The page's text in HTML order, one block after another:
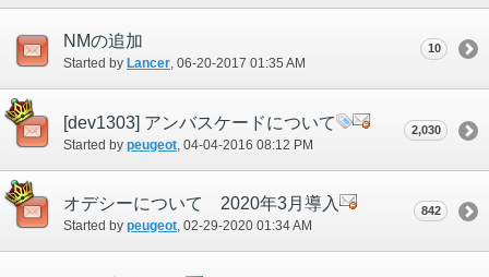
NMの追加
Started by Lancer‎, 06-20-2017 01:35 AM
10
[dev1303] アンバスケードについて
Started by peugeot ‎, 04-04-2016 08:12 PM
2,030
オデシーについて 2020年3月導入
Started by peugeot‎, 02-29-2020 01:34 AM
842